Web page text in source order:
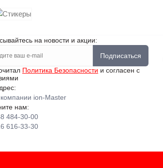
на новости и акции:
Подписаться
Политика Безопасности и согласен с
ion-Master
нам:
484-30-00
616-33-30